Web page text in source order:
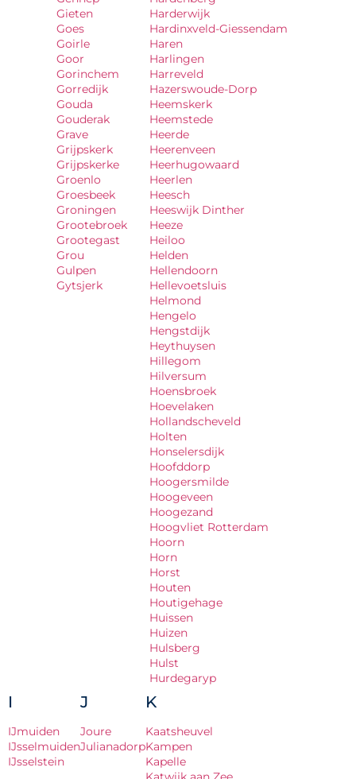
Gieten
Goes
Goirle
Goor
Gorinchem
Gorredijk
Gouda
Gouderak
Grave
Grijpskerk
Grijpskerke
Groenlo
Groesbeek
Groningen
Grootebroek
Grootegast
Grou
Gulpen
Gytsjerk
Harderwijk
Hardinxveld-Giessendam
Haren
Harlingen
Harreveld
Hazerswoude-Dorp
Heemskerk
Heemstede
Heerde
Heerenveen
Heerhugowaard
Heerlen
Heesch
Heeswijk Dinther
Heeze
Heiloo
Helden
Hellendoorn
Hellevoetsluis
Helmond
Hengelo
Hengstdijk
Heythuysen
Hillegom
Hilversum
Hoensbroek
Hoevelaken
Hollandscheveld
Holten
Honselersdijk
Hoofddorp
Hoogersmilde
Hoogeveen
Hoogezand
Hoogvliet Rotterdam
Hoorn
Horn
Horst
Houten
Houtigehage
Huissen
Huizen
Hulsberg
Hulst
Hurdegaryp
I
IJmuiden
IJsselmuiden
IJsselstein
J
Joure
Julianadorp
K
Kaatsheuvel
Kampen
Kapelle